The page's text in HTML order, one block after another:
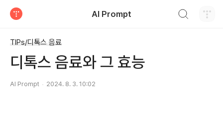
AI Prompt
TIPs/디톡스 음료
디톡스 음료와 그 효능
AI Prompt 2024. 8. 3. 10:02